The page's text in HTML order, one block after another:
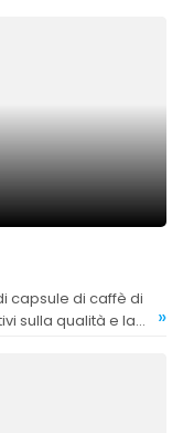
sulla qualità e la
»